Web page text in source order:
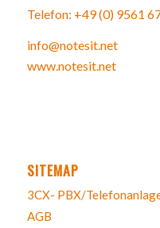
Telefon: +49 (0) 9561
info@notesit.net
www.notesit.net
SITEMAP
3CX- PBX/
AGB